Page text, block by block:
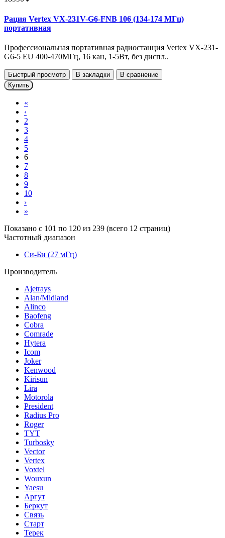
Рация Vertex VX-231V-G6-FNB 106 (134-174 МГц)
портативная
Профессиональная портативная радиостанция Vertex VX-231-
G6-5 EU 400-470МГц, 16 кан, 1-5Вт, без диспл..
Быстрый просмотр В закладки
В сравнение
Купить
«
‹
2
3
4
5
6
7
8
9
10
›
»
Показано с 101 по 120 из 239 (всего 12 страниц)
Частотный диапазон
Си-Би (27 мГц)
Производитель
Ajetrays
Alan/Midland
Alinco
Baofeng
Cobra
Comrade
Hytera
Icom
Joker
Kenwood
Kirisun
Lira
Motorola
President
Radius Pro
Roger
TYT
Turbosky
Vector
Vertex
Voxtel
Wouxun
Yaesu
Аргут
Беркут
Связь
Старт
Терек